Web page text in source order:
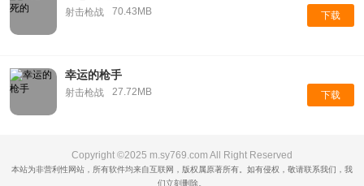
射击枪战 70.43MB 下载
幸运的枪手
射击枪战 27.72MB 下载
Copyright ©2025 m.sy769.com All Right Reserved
本站为非营利性网站，所有软件均来自互联网，版权属原著所有。如有侵权，敬请联系我们，我
们立刻删除。